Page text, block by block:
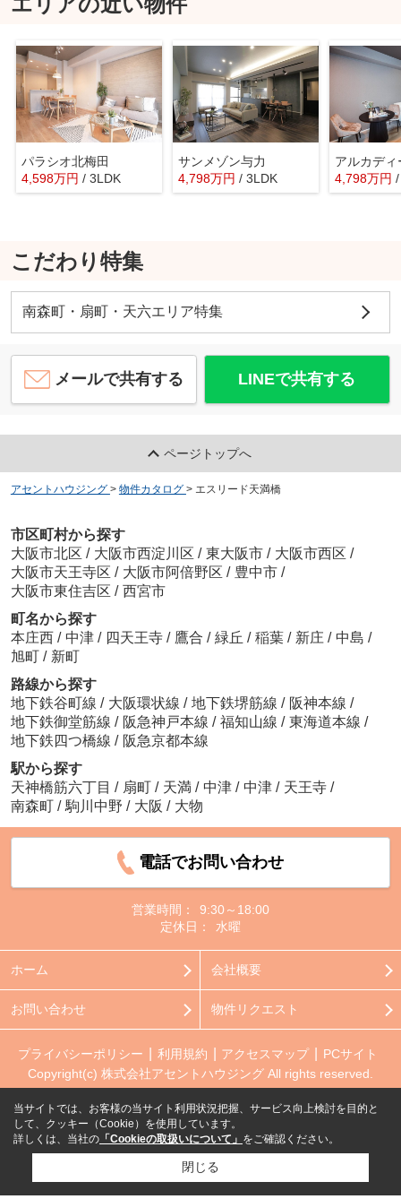
パラシオ北梅田
4,598万円 / 3LDK
サンメゾン与力
4,798万円 / 3LDK 4,798万円
こだわり特集
南森町・扇町・天六エリア特集
メールで共有する LINEで共有する
ページトップへ
アセントハウジング > 物件カタログ > エスリード天満橋
市区町村から探す
大阪市北区 / 大阪市西淀川区 / 東大阪市 / 大阪市西区 /
大阪市天王寺区 / 大阪市阿倍野区 / 豊中市 /
大阪市東住吉区 / 西宮市
町名から探す
本庄西 / 中津 / 四天王寺 / 鷹合 / 緑丘 / 稲葉 / 新庄 / 中島 /
旭町 / 新町
路線から探す
地下鉄谷町線 / 大阪環状線 / 地下鉄堺筋線 / 阪神本線 /
地下鉄御堂筋線 / 阪急神戸本線 / 福知山線 / 東海道本線 /
地下鉄四つ橋線 / 阪急京都本線
駅から探す
天神橋筋六丁目 / 扇町 / 天満 / 中津 / 中津 / 天王寺 /
南森町 / 駒川中野 / 大阪 / 大物
電話でお問い合わせ
営業時間：
9:30～18:00
定休日：
水曜
ホーム 会社概要
お問い合わせ 物件リクエスト
プライバシーポリシー 利用規約 アクセスマップ
PCサイト
Copyright(c) 株式会社アセントハウジング All rights reserved.
当サイトでは、お客様の当サイト利用状況把握、サービス向上検討を目的と
して、クッキー（Cookie）を使用しています。
詳しくは、当社の 「Cookieの取扱いについて」 をご確認ください。
閉じる